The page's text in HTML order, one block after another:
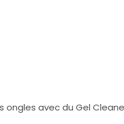
ongles avec du Gel